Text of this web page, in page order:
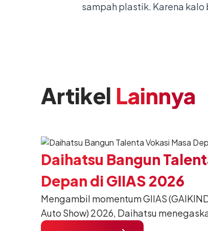
sampah plastik. Karena
Artikel Lainnya
Daihatsu Bangun
Depan di GIIAS 2026
Mengambil momentum GIIAS
Auto Show) 2026, Daihatsu
meningkatkan kualitas SDM (Sumber